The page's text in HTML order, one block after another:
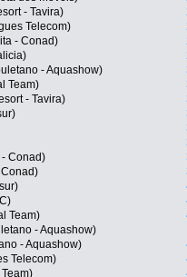
- Tavira)
Telecom)
- Conad)
- Aquashow)
Team)
- Tavira)
Conad)
Team)
- Aquashow)
- Aquashow)
Telecom)